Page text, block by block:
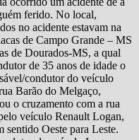
ferido. No local,
no acidente estavam na
de Campo Grande – MS
de Dourados-MS, a qual
de 35 anos de idade o
condutor do veículo
Barão do Melgaço,
o cruzamento com a rua
veículo Renault Logan,
sentido Oeste para Leste.